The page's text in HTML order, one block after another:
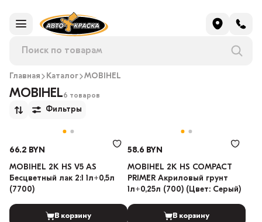
Главная Каталог MOBIHEL
MOBIHEL6 товаров
Фильтры
66.2 BYN
MOBIHEL 2К HS V5 AS
Бесцветный лак 2:1 1л+0,5л
(7700)
В корзину
58.6 BYN
MOBIHEL 2К HS COMPACT
PRIMER Акриловый грунт
1л+0,25л (700) (Цвет: Серый)
В корзину